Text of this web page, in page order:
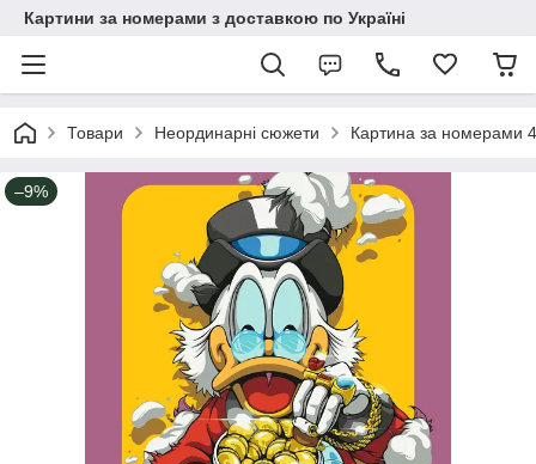
Картини за номерами з доставкою по Україні
Товари Неординарні сюжети Картина за номерами
–9%